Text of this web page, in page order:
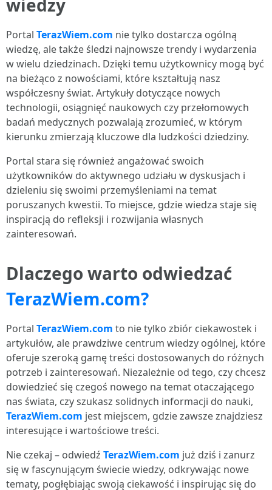
wiedzy
Portal TerazWiem.com nie tylko dostarcza ogólną
wiedzę, ale także śledzi najnowsze trendy i wydarzenia
w wielu dziedzinach. Dzięki temu użytkownicy mogą być
na bieżąco z nowościami, które kształtują nasz
współczesny świat. Artykuły dotyczące nowych
technologii, osiągnięć naukowych czy przełomowych
badań medycznych pozwalają zrozumieć, w którym
kierunku zmierzają kluczowe dla ludzkości dziedziny.
Portal stara się również angażować swoich
użytkowników do aktywnego udziału w dyskusjach i
dzieleniu się swoimi przemyśleniami na temat
poruszanych kwestii. To miejsce, gdzie wiedza staje się
inspiracją do refleksji i rozwijania własnych
zainteresowań.
Dlaczego warto odwiedzać
TerazWiem.com?
Portal TerazWiem.com to nie tylko zbiór ciekawostek i
artykułów, ale prawdziwe centrum wiedzy ogólnej, które
oferuje szeroką gamę treści dostosowanych do różnych
potrzeb i zainteresowań. Niezależnie od tego, czy chcesz
dowiedzieć się czegoś nowego na temat otaczającego
nas świata, czy szukasz solidnych informacji do nauki,
TerazWiem.com jest miejscem, gdzie zawsze znajdziesz
interesujące i wartościowe treści.
Nie czekaj – odwiedź TerazWiem.com już dziś i zanurz
się w fascynującym świecie wiedzy, odkrywając nowe
tematy, pogłębiając swoją ciekawość i inspirując się do